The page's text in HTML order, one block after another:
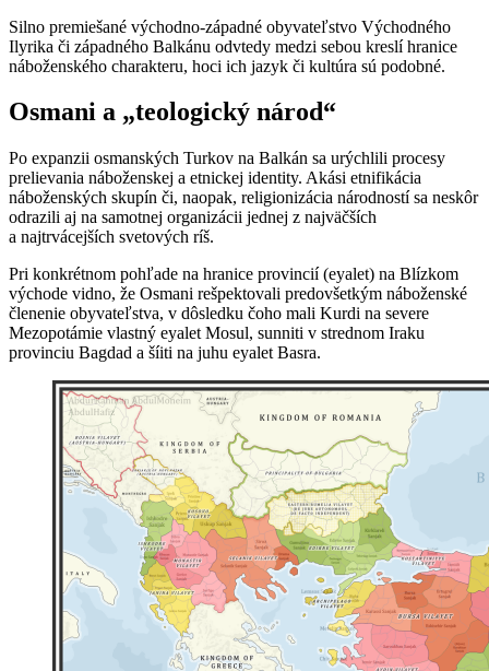
Silno premiešané východno-západné obyvateľstvo Východného
Ilyrika či západného Balkánu odvtedy medzi sebou kreslí hranice
náboženského charakteru, hoci ich jazyk či kultúra sú podobné.
Osmani a „teologický národ“
Po expanzii osmanských Turkov na Balkán sa urýchlili procesy
prelievania náboženskej a etnickej identity. Akási etnifikácia
náboženských skupín či, naopak, religionizácia národností sa neskôr
odrazili aj na samotnej organizácii jednej z najväčších
a najtrvácejších svetových ríš.
Pri konkrétnom pohľade na hranice provincií (eyalet) na Blízkom
východe vidno, že Osmani rešpektovali predovšetkým náboženské
členenie obyvateľstva, v dôsledku čoho mali Kurdi na severe
Mezopotámie vlastný eyalet Mosul, sunniti v strednom Iraku
provinciu Bagdad a šíiti na juhu eyalet Basra.